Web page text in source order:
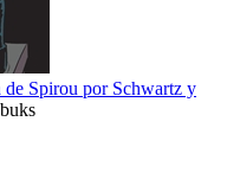
Spirou por Schwartz y